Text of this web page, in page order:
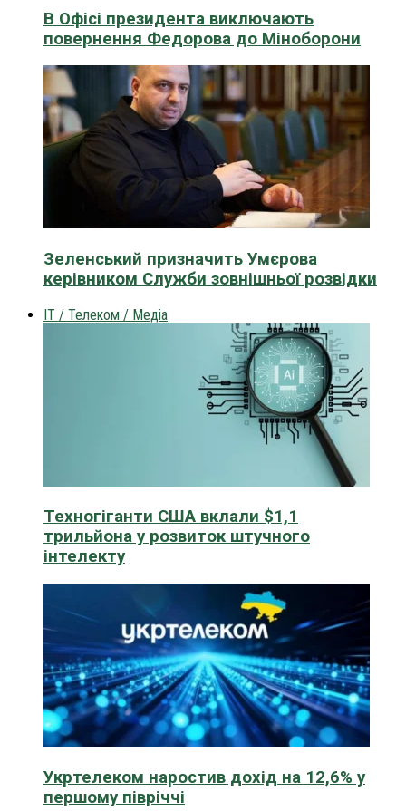
В Офісі президента виключають
повернення Федорова до Міноборони
Зеленський призначить Умєрова
керівником Служби зовнішньої розвідки
IT / Телеком / Медіа
Техногіганти США вклали $1,1
трильйона у розвиток штучного
інтелекту
Укртелеком наростив дохід на 12,6% у
першому півріччі